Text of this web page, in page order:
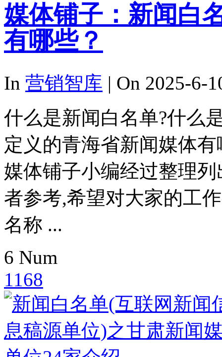
媒体铺子：新闻白
有哪些？
In 营销智库 | On 2025-6-
什么是新闻白名单?什么
定义的青海省新闻媒体
媒体铺子小编经过整理
者参考,希望对大家的工
名称 ...
6 Num
1168